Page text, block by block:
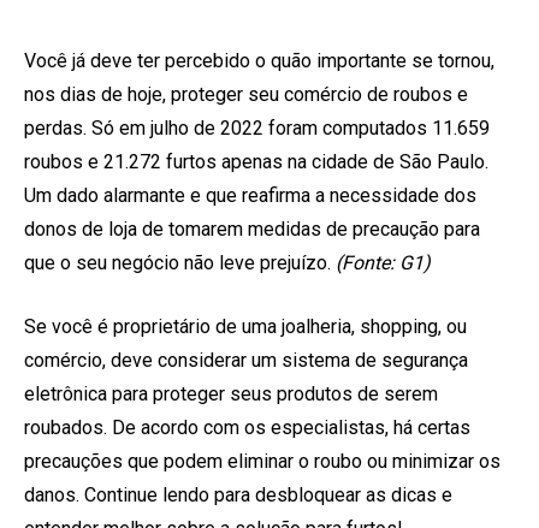
Você já deve ter percebido o quão importante se tornou,
nos dias de hoje, proteger seu comércio de roubos e
perdas. Só em julho de 2022 foram computados 11.659
roubos e 21.272 furtos apenas na cidade de São Paulo.
Um dado alarmante e que reafirma a necessidade dos
donos de loja de tomarem medidas de precaução para
que o seu negócio não leve prejuízo. (Fonte: G1)
Se você é proprietário de uma joalheria, shopping, ou
comércio, deve considerar um sistema de segurança
eletrônica para proteger seus produtos de serem
roubados. De acordo com os especialistas, há certas
precauções que podem eliminar o roubo ou minimizar os
danos. Continue lendo para desbloquear as dicas e